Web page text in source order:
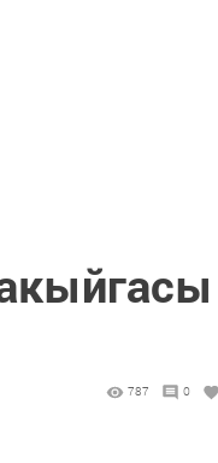
787 0